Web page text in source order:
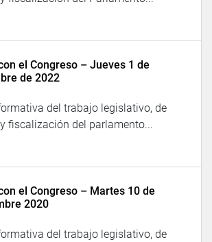
el Congreso – Jueves 1 de
de 2022
del trabajo legislativo, de
fiscalización del parlamento...
el Congreso – Martes 10 de
2020
del trabajo legislativo, de